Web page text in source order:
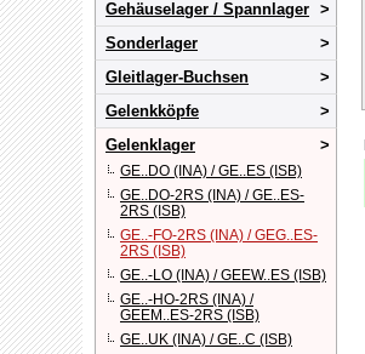
Gehäuselager / Spannlager
Sonderlager
Gleitlager-Buchsen
Gelenkköpfe
Gelenklager
GE..DO (INA) / GE..ES (ISB)
GE..DO-2RS (INA) / GE..ES-
2RS (ISB)
GE..-FO-2RS (INA) / GEG..ES-
2RS (ISB)
GE..-LO (INA) / GEEW..ES (ISB)
GE..-HO-2RS (INA) /
GEEM..ES-2RS (ISB)
GE..UK (INA) / GE..C (ISB)